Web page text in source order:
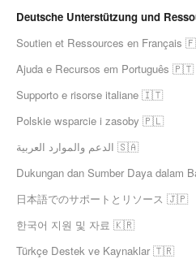
Deutsche Unterstützung und
Soutien et Ressources en Français
Ajuda e Recursos em Português 🇵🇹
Supporto e risorse italiane 🇮🇹
Polskie wsparcie i zasoby 🇵🇱
الدعم والموارد العربية 🇸🇦
Dukungan dan Sumber Daya dalam
日本語でのサポートとリソース 🇯🇵
한국어 지원 및 자료 🇰🇷
Türkçe Destek ve Kaynaklar 🇹🇷